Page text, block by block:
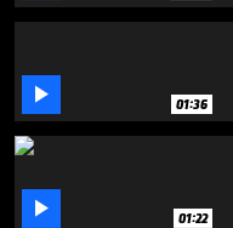
 01:36
 01:22